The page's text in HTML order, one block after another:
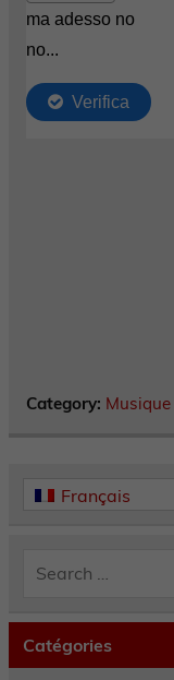
Category: Musique
Français
Catégories